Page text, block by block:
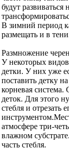
будут развиваться
В зимний период
размещать и в
Размножение
У некоторых
детки. У них уже
поставить детку
корневая
деток. Для этого
стебля и
атмосфере три-
влажном
часть стебля.